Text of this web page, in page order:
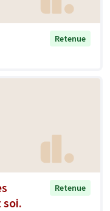
Retenue
soi.
Retenue